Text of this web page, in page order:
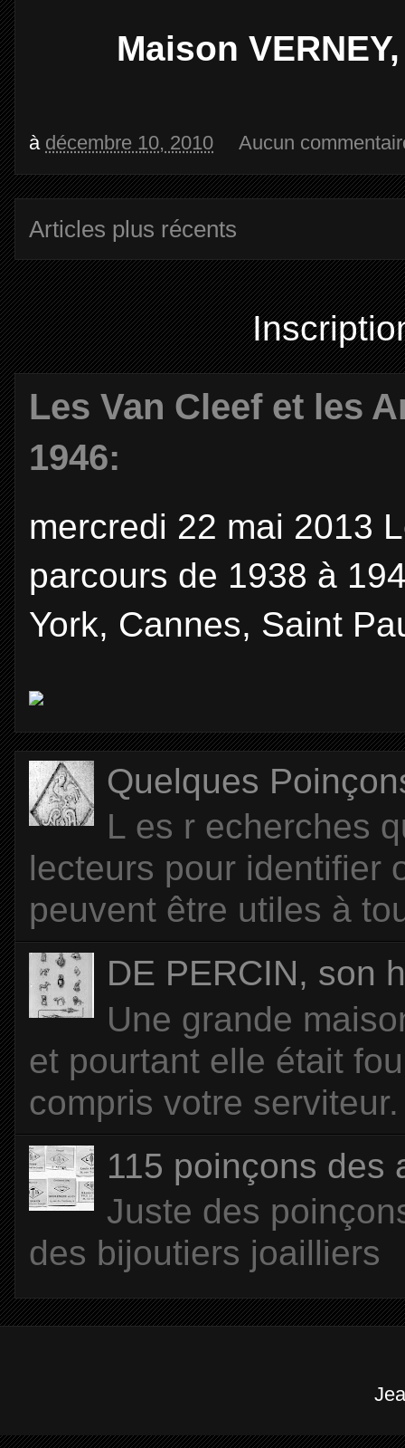
Maison
à décembre 10, 2010 Aucun
Articles plus récents
Les Van Cleef et les
1946:
mercredi 22 mai 2013
parcours de 1938 à
York, Cannes, Saint
Quelques
L es r echerches
lecteurs pour identifier
peuvent être utiles à
DE PERCIN, son
Une grande
et pourtant elle était
compris votre
115 poinçons des
Juste des
des bijoutiers joailliers